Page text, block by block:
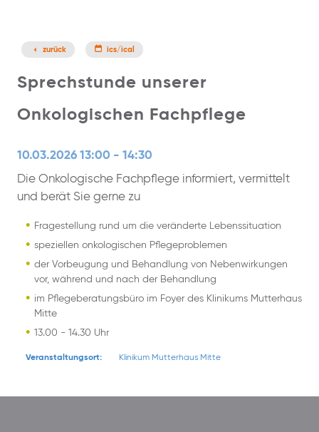
Sprechstunde unserer
Onkologischen Fachpflege
10.03.2026 13:00 - 14:30
Die Onkologische Fachpflege informiert, vermittelt
und berät Sie gerne zu
Fragestellung rund um die veränderte Lebenssituation
speziellen onkologischen Pflegeproblemen
der Vorbeugung und Behandlung von Nebenwirkungen
vor, während und nach der Behandlung
im Pflegeberatungsbüro im Foyer des Klinikums Mutterhaus
Mitte
13.00 - 14.30 Uhr
Veranstaltungsort: Klinikum Mutterhaus Mitte
zurück ics/ical